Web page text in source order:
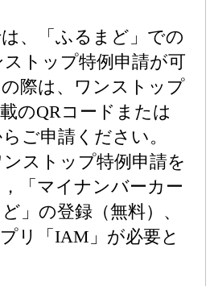
、「ふるまど」での
トップ特例申請が可
際は、ワンストップ
のQRコードまたは
ご申請ください。
ストップ特例申請を
「マイナンバーカー
」の登録（無料）、
リ「IAM」が必要と